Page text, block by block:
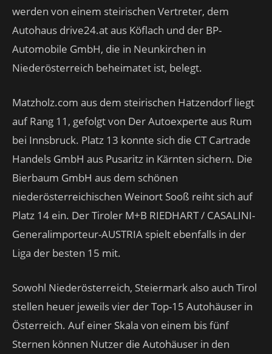
werden von einem steirischen Vertreter, dem
Autohaus drive24.at aus Köflach und der BP-
Automobile GmbH, die in Neunkirchen in
Niederösterreich beheimatet ist, belegt.
Matzholz.com aus dem steirischen Hatzendorf liegt
auf Rang 11, gefolgt von Der Autoexperte aus Rum
bei Innsbruck. Platz 13 konnte sich die CT Cartrade
Handels GmbH aus Pusaritz in Kärnten sichern. Die
Bierbaum GmbH aus dem schönen
niederösterreichischen Weinort Sooß reiht sich auf
Platz 14 ein. Der Tiroler M+B RIEDHART / CASALINI-
Generalimporteur-AUSTRIA spielt ebenfalls in der
Liga der besten 15 mit.
Sowohl Niederösterreich, Steiermark also auch Tirol
stellen heuer jeweils vier der Top-15 Autohäuser in
Österreich. Auf einer Skala von einem bis fünf
Sternen können Nutzer die Autohäuser in den